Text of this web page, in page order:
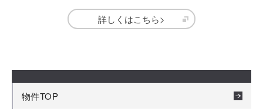
詳しくはこちら>
物件TOP